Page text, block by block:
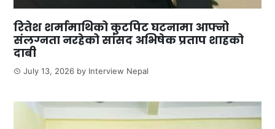
रितेश शर्मामाथिको कुटपिट घटनामा आफ्नो
संलग्नता नरहेको सांसद अभिषेक प्रताप शाहको
दाबी
July 13, 2026 by Interview Nepal